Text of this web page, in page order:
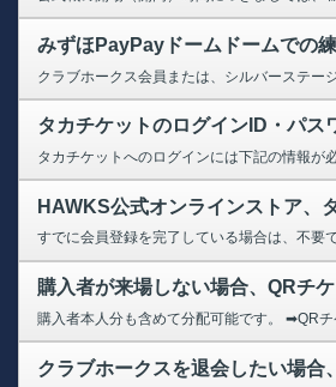
購入者本人分も含めて分配可能です。 ➡QR